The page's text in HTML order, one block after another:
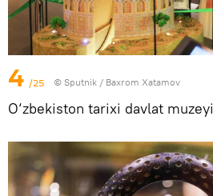
4 /25 © Sputnik / Baxrom Xatamov
O‘zbekiston tarixi davlat muzeyi